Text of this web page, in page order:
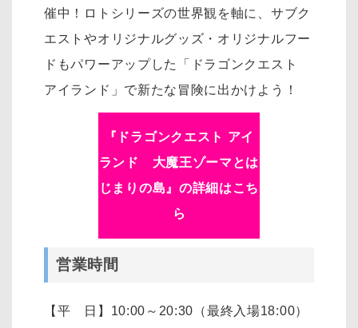
催中！ロトシリーズの世界観を軸に、サブク
エストやオリジナルグッズ・オリジナルフー
ドもパワーアップした「ドラゴンクエスト
アイランド」で新たな冒険に出かけよう！
『ドラゴンクエスト アイ
ランド 大魔王ゾーマとは
じまりの島』の詳細はこち
ら
営業時間
【平 日】10:00～20:30（最終入場18:00）